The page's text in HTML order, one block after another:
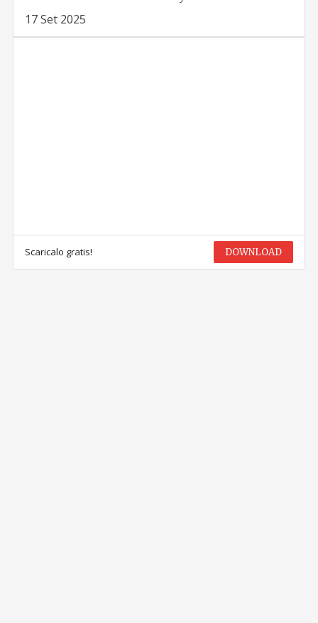
17 Set 2025
Scaricalo gratis! DOWNLOAD